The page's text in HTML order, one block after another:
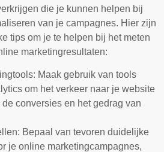
die je kunnen helpen bij
van je campagnes. Hier zijn
tips om je te helpen bij het meten
marketingresultaten:
Maak gebruik van tools
om het verkeer naar je website
conversies en het gedrag van
Bepaal van tevoren duidelijke
je online marketingcampagnes,